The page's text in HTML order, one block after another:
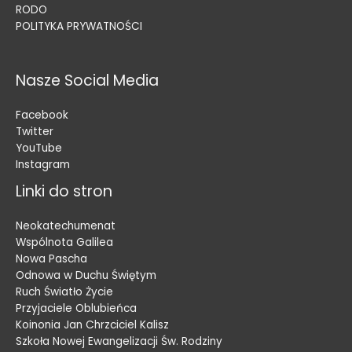
RODO
POLITYKA PRYWATNOŚCI
Nasze Social Media
Facebook
Twitter
YouTube
Instagram
Linki do stron
Neokatechumenat
Wspólnota Galilea
Nowa Pascha
Odnowa w Duchu Świętym
Ruch Światło Życie
Przyjaciele Oblubieńca
Koinonia Jan Chrzciciel Kalisz
Szkoła Nowej Ewangelizacji Św. Rodziny